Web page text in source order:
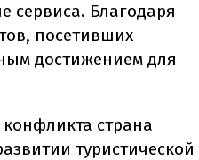
сервиса. Благодаря
посетивших
достижением для
страна
туристической